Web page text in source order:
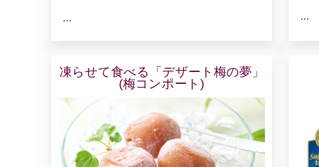
… …
凍らせて食べる「デザート梅の夢」
(梅コンポート)